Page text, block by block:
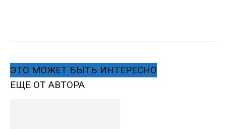
ЭТО МОЖЕТ БЫТЬ ИНТЕРЕСНО
ЕЩЕ ОТ АВТОРА